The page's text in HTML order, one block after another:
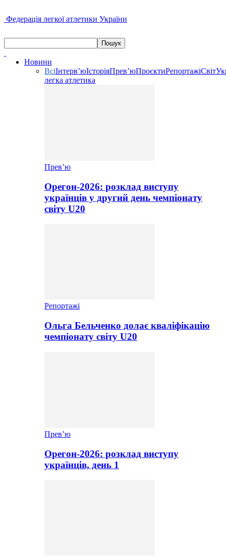
Федерація легкої атлетики України
Новини
ВсіІнтерв’юІсторіяПрев’юПроєктиРепортажіСвіт
легка атлетика
Прев’ю
Орегон-2026: розклад виступу
українців у другий день чемпіонату
світу U20
Репортажі
Ольга Бельченко долає кваліфікацію
чемпіонату світу U20
Прев’ю
Орегон-2026: розклад виступу
українців, день 1